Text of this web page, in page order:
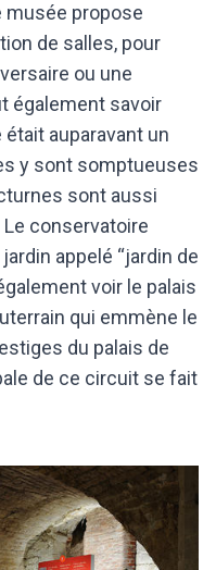
musée propose
de salles, pour
ou une
également savoir
auparavant un
y sont somptueuses
sont aussi
conservatoire
appelé “jardin de
voir le palais
qui emmène le
du palais de
de ce circuit se fait